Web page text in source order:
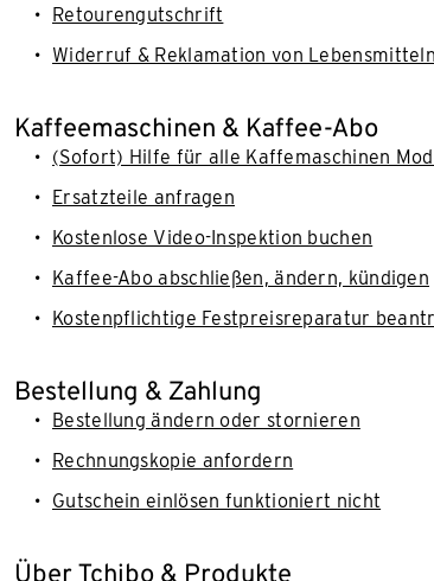
Retourengutschrift
Widerruf & Reklamation von Lebensmitteln
Kaffeemaschinen & Kaffee-Abo
(Sofort) Hilfe für alle Kaffemaschinen
Ersatzteile anfragen
Kostenlose Video-Inspektion buchen
Kaffee-Abo abschließen, ändern, kündigen
Kostenpflichtige Festpreisreparatur
Bestellung & Zahlung
Bestellung ändern oder stornieren
Rechnungskopie anfordern
Gutschein einlösen funktioniert nicht
Über Tchibo & Produkte